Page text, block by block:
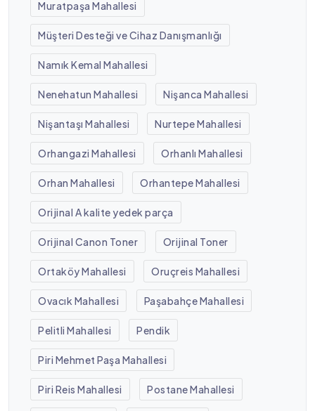
Muratpaşa Mahallesi
Müşteri Desteği ve Cihaz Danışmanlığı
Namık Kemal Mahallesi
Nenehatun Mahallesi Nişanca Mahallesi
Nişantaşı Mahallesi Nurtepe Mahallesi
Orhangazi Mahallesi Orhanlı Mahallesi
Orhan Mahallesi Orhantepe Mahallesi
Orijinal A kalite yedek parça
Orijinal Canon Toner Orijinal Toner
Ortaköy Mahallesi Oruçreis Mahallesi
Ovacık Mahallesi Paşabahçe Mahallesi
Pelitli Mahallesi Pendik
Piri Mehmet Paşa Mahallesi
Piri Reis Mahallesi Postane Mahallesi